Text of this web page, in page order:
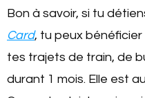
Bon à savoir, si tu
Card, tu peux bénéficier
tes trajets de train, de
durant 1 mois. Elle est